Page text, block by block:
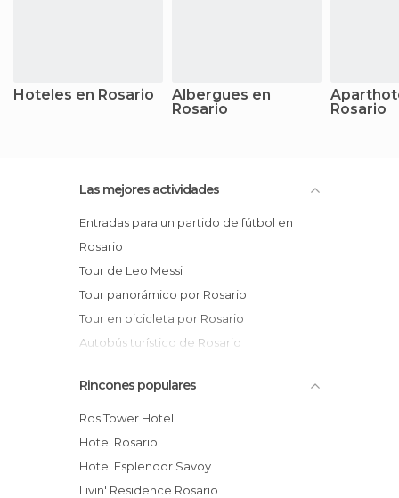
Hoteles en Rosario
Albergues en
Rosario
Rosario
Las mejores actividades
Entradas para un partido de fútbol en
Rosario
Tour de Leo Messi
Tour panorámico por Rosario
Tour en bicicleta por Rosario
Autobús turístico de Rosario
Paseo en lancha por el río Paraná
Tour privado por Rosario
Pesca en el río Paraná
Tour del Che Guevara
Rincones populares
Ros Tower Hotel
Hotel Rosario
Hotel Esplendor Savoy
Livin' Residence Rosario